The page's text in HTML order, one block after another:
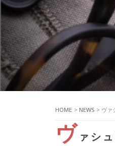
HOME > NEWS > ヴァ
ヴ ァシ